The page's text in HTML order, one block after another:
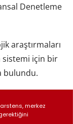
Denetleme
araştırmaları
sistemi için bir
bulundu.
merkez